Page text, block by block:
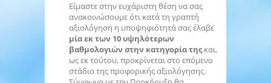
Είμαστε στην ευχάριστη θέση να σας
ανακοινώσουμε ότι κατά τη γραπτή
αξιολόγηση η υποψηφιότητά σας έλαβε
μία εκ των 10 υψηλότερων
βαθμολογιών στην κατηγορία τηςκαι,
ως εκ τούτου, προκρίνεται στο επόμενο
στάδιο της προφορικής αξιολόγησης.